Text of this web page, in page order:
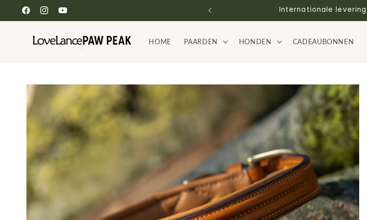
naar de
content
FacebookInstagramYouTube
Internationale levering
HOME PAARDEN HONDEN CADEAUBONNEN
Ga direct naar
productinformatie